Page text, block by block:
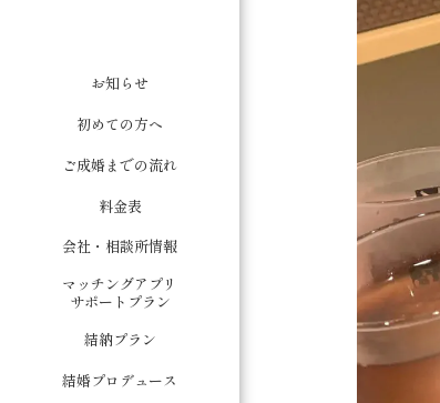
お知らせ
初めての方へ
ご成婚までの流れ
料金表
会社・相談所情報
マッチングアプリ
サポートプラン
結納プラン
結婚プロデュース